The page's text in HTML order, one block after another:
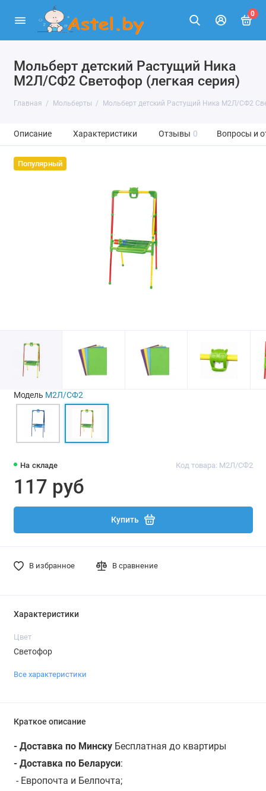
0
Мольберт детский Растущий Ника
М2Л/СФ2 Светофор (легкая серия)
Главная Мольберты Мольберт детский Растущий Ника М2Л/СФ2
Описание Характеристики Отзывы 0 Вопросы и
Популярный
На складе Код товара: М2Л/СФ2
117 руб
Купить
В избранное В сравнение
Модель М2Л/СФ2
Характеристики
Цвет
Светофор
Все характеристики
Краткое описание
- Доставка по МинскуБесплатная до квартиры
- Доставка по Беларуси:
- Европочта и Белпочта;